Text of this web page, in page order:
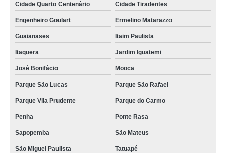
Cidade Quarto Centenário Cidade Tiradentes
Engenheiro Goulart Ermelino Matarazzo
Guaianases Itaim Paulista
Itaquera Jardim Iguatemi
José Bonifácio Mooca
Parque São Lucas Parque São Rafael
Parque Vila Prudente Parque do Carmo
Penha Ponte Rasa
Sapopemba São Mateus
São Miguel Paulista Tatuapé